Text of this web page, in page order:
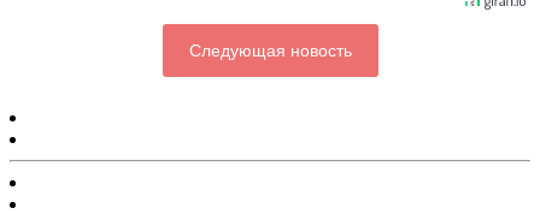
Следующая новость